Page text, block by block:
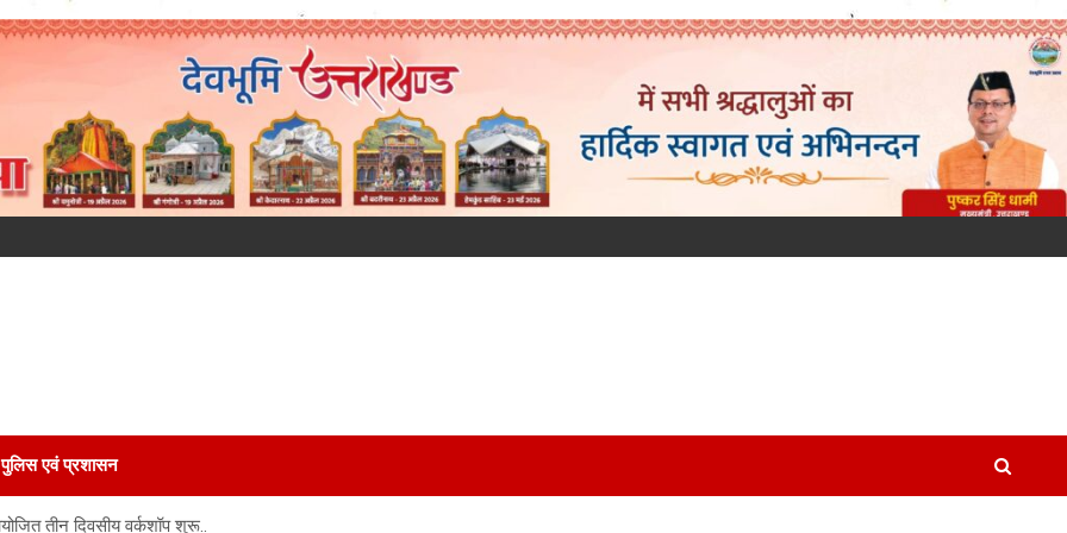
पुलिस एवं प्रशासन
तीन दिवसीय वर्कशॉप शुरू..